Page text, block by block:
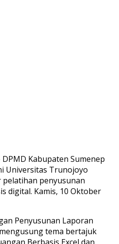
DPMD Kabupaten Sumenep
Universitas Trunojoyo
penyusunan
digital. Kamis, 10 Oktober
Penyusunan Laporan
tema bertajuk